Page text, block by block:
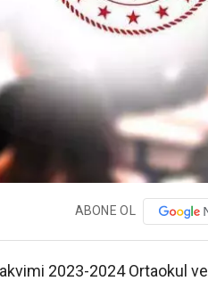
ABONE OL
2023-2024 Ortaokul ve